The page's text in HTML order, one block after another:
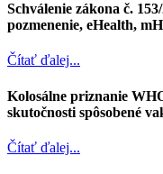
Schválenie zákona č.
pozmenenie, eHealth,
Čítať ďalej...
Kolosálne priznanie
skutočnosti spôsobené
Čítať ďalej...